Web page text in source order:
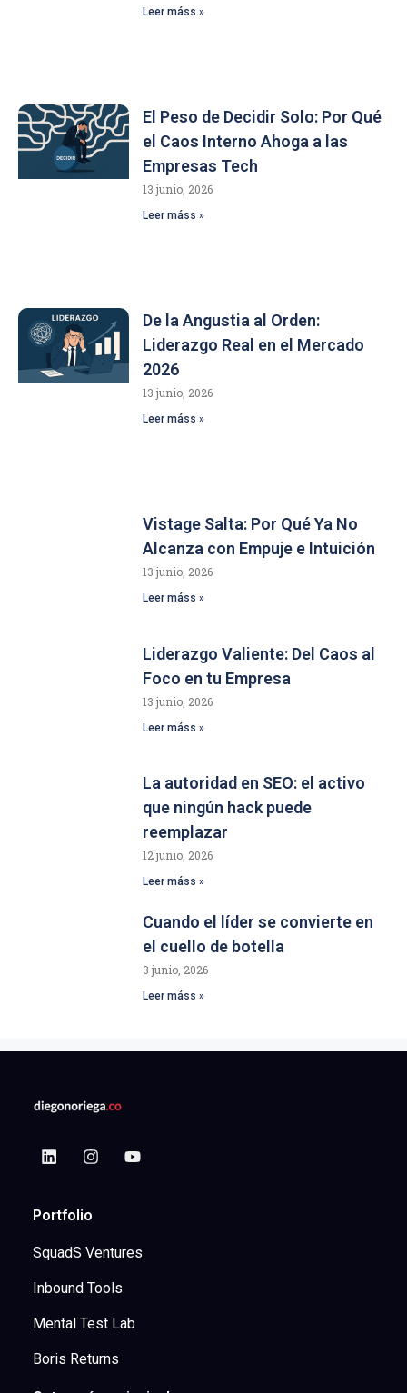
Leer máss »
El Peso de Decidir Solo: Por Qué
el Caos Interno Ahoga a las
Empresas Tech
13 junio, 2026
Leer máss »
De la Angustia al Orden:
Liderazgo Real en el Mercado
2026
13 junio, 2026
Leer máss »
Vistage Salta: Por Qué Ya No
Alcanza con Empuje e Intuición
13 junio, 2026
Leer máss »
Liderazgo Valiente: Del Caos al
Foco en tu Empresa
13 junio, 2026
Leer máss »
La autoridad en SEO: el activo
que ningún hack puede
reemplazar
12 junio, 2026
Leer máss »
Cuando el líder se convierte en
el cuello de botella
3 junio, 2026
Leer máss »
Portfolio
SquadS Ventures
Inbound Tools
Mental Test Lab
Boris Returns